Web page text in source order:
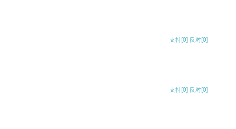
支持[0] 反对[0]
支持[0] 反对[0]